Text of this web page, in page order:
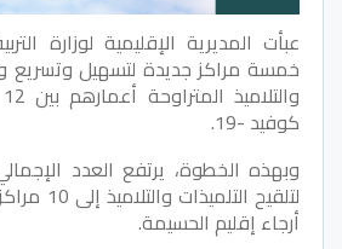
عبأت المديرية الإقليمية لوزارة
خمسة مراكز جديدة لتسهيل وتسريع
كوفيد -19.
وبهذه الخطوة، يرتفع العدد
لتلقيح
أرجاء إقليم الحسيمة.